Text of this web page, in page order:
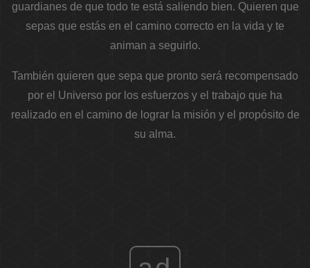
guardianes de que todo te está saliendo bien. Quieren que
sepas que estás en el camino correcto en la vida y te
animan a seguirlo.
También quieren que sepa que pronto será recompensado
por el Universo por los esfuerzos y el trabajo que ha
realizado en el camino de lograr la misión y el propósito de
su alma.